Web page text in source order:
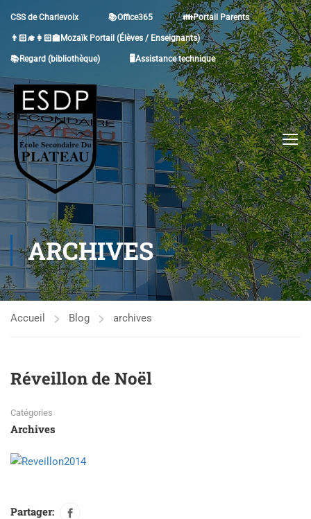
CSS de Charlevoix 📚Office365 👪Portail Parents
👨🏻‍🎓👩🏻‍🏫Mozaïk Portail (Élèves / Enseignants)
📚Regard (bibliothèque) 🖥Assistance technique
ARCHIVES
Accueil Blog archives
Réveillon de Noël
Catégories
Archives
Partager: